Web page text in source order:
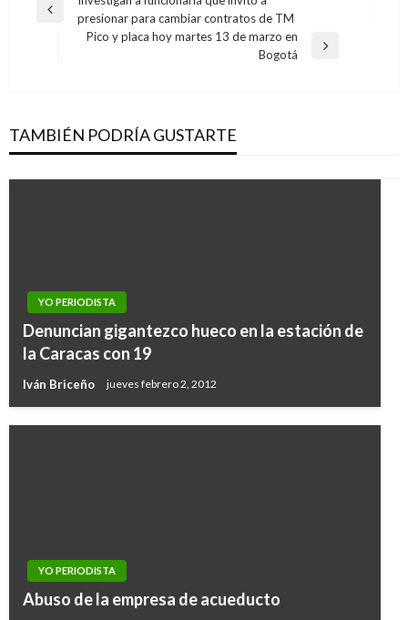
Entrada presionar para cambiar contratos de TM
Pico y placa hoy martes 13 de marzo en
Bogotá
TAMBIÉN PODRÍA GUSTARTE
YO PERIODISTA
Denuncian gigantezco hueco en la estación de
la Caracas con 19
Iván Briceño jueves febrero 2, 2012
YO PERIODISTA
Abuso de la empresa de acueducto